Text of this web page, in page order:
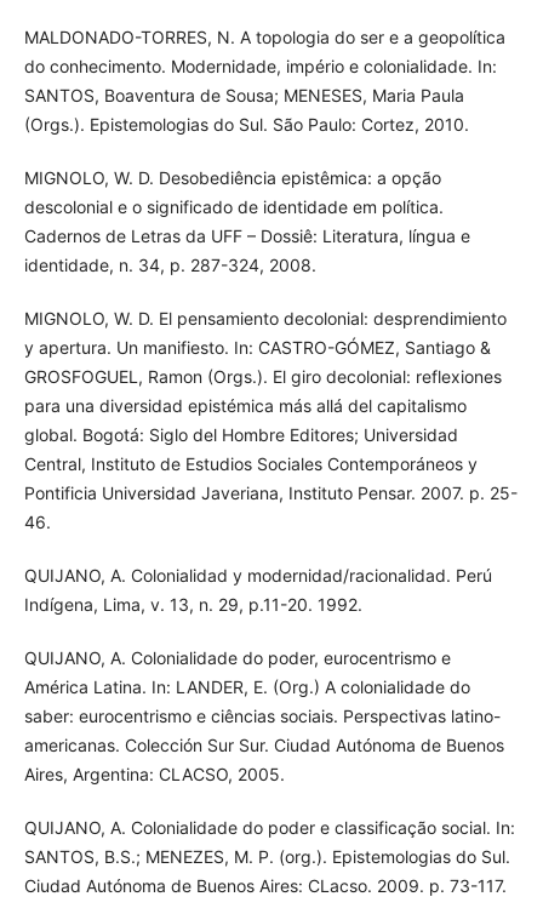
MALDONADO-TORRES, N. A topologia do ser e a geopolítica
do conhecimento. Modernidade, império e colonialidade. In:
SANTOS, Boaventura de Sousa; MENESES, Maria Paula
(Orgs.). Epistemologias do Sul. São Paulo: Cortez, 2010.
MIGNOLO, W. D. Desobediência epistêmica: a opção
descolonial e o significado de identidade em política.
Cadernos de Letras da UFF – Dossiê: Literatura, língua e
identidade, n. 34, p. 287-324, 2008.
MIGNOLO, W. D. El pensamiento decolonial: desprendimiento
y apertura. Un manifiesto. In: CASTRO-GÓMEZ, Santiago &
GROSFOGUEL, Ramon (Orgs.). El giro decolonial: reflexiones
para una diversidad epistémica más allá del capitalismo
global. Bogotá: Siglo del Hombre Editores; Universidad
Central, Instituto de Estudios Sociales Contemporáneos y
Pontificia Universidad Javeriana, Instituto Pensar. 2007. p. 25-
46.
QUIJANO, A. Colonialidad y modernidad/racionalidad. Perú
Indígena, Lima, v. 13, n. 29, p.11-20. 1992.
QUIJANO, A. Colonialidade do poder, eurocentrismo e
América Latina. In: LANDER, E. (Org.) A colonialidade do
saber: eurocentrismo e ciências sociais. Perspectivas latino-
americanas. Colección Sur Sur. Ciudad Autónoma de Buenos
Aires, Argentina: CLACSO, 2005.
QUIJANO, A. Colonialidade do poder e classificação social. In:
SANTOS, B.S.; MENEZES, M. P. (org.). Epistemologias do Sul.
Ciudad Autónoma de Buenos Aires: CLacso. 2009. p. 73-117.